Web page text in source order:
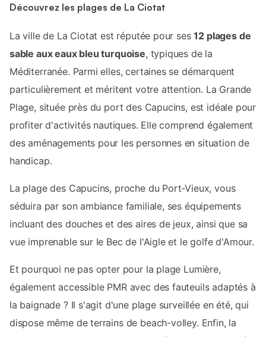
Découvrez les plages de La Ciotat
La ville de La Ciotat est réputée pour ses12 plages de
sable aux eaux bleu turquoise, typiques de la
Méditerranée. Parmi elles, certaines se démarquent
particulièrement et méritent votre attention. La Grande
Plage, située près du port des Capucins, est idéale pour
profiter d'activités nautiques. Elle comprend également
des aménagements pour les personnes en situation de
handicap.
La plage des Capucins, proche du Port-Vieux, vous
séduira par son ambiance familiale, ses équipements
incluant des douches et des aires de jeux, ainsi que sa
vue imprenable sur le Bec de l'Aigle et le golfe d'Amour.
Et pourquoi ne pas opter pour la plage Lumière,
également accessible PMR avec des fauteuils adaptés à
la baignade ? Il s'agit d'une plage surveillée en été, qui
dispose même de terrains de beach-volley. Enfin, la